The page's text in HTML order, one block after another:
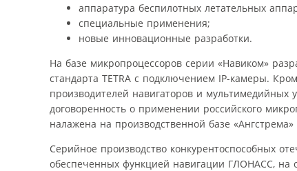
аппаратура беспилотных летательных
специальные применения;
новые инновационные разработки.
На базе микропроцессоров серии «Навиком»
стандарта TETRA c подключением IP-камеры.
производителей навигаторов и мультимедийных
договоренность о применении российского
налажена на производственной базе «Ангстрема»
Серийное производство конкурентоспособных
обеспеченных функцией навигации ГЛОНАСС, на